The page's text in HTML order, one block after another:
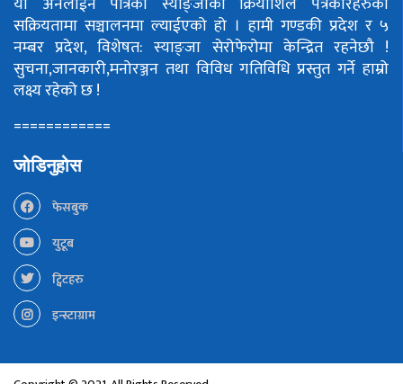
सक्रियतामा सञ्चालनमा ल्याईएको हो । हामी गण्डकी प्रदेश र ५
नम्बर प्रदेश, विशेषत: स्याङ्जा सेरोफेरोमा केन्द्रित रहनेछौ !
सुचना,जानकारी,मनोरञ्जन तथा विविध गतिविधि प्रस्तुत गर्ने हाम्रो
लक्ष्य रहेको छ !
============
जोडिनुहोस
फेसबुक
युटूब
ट्विटहरु
इन्स्टाग्राम